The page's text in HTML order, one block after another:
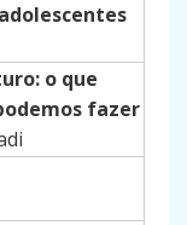
o que
fazer